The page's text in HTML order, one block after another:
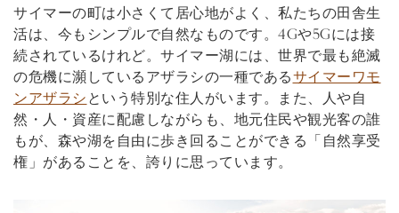
サイマーの町は小さくて居心地がよく、私たちの田舎生
活は、今もシンプルで自然なものです。4Gや5Gには接
続されているけれど。サイマー湖には、世界で最も絶滅
の危機に瀕しているアザラシの一種であるサイマーワモ
ンアザラシという特別な住人がいます。また、人や自
然・人・資産に配慮しながらも、地元住民や観光客の誰
もが、森や湖を自由に歩き回ることができる「自然享受
権」があることを、誇りに思っています。